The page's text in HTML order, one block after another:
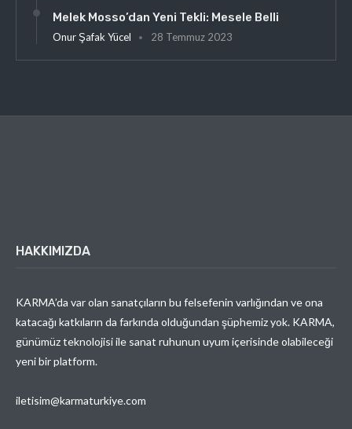
Melek Mosso’dan Yeni Tekli: Mesele Belli
Onur Şafak Yücel 28 Temmuz 2023
HAKKIMIZDA
KARMA’da var olan sanatçıların bu felsefenin varlığından ve ona
katacağı katkıların da farkında olduğundan şüphemiz yok. KARMA,
günümüz teknolojisi ile sanat ruhunun uyum içerisinde olabileceği
yeni bir platform.
iletisim@karmaturkiye.com